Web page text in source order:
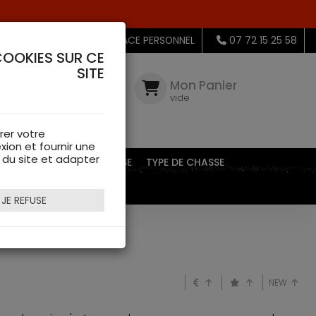
MON ESPACE PERSONNEL 07 72 15 25 58
Mon Panier
vide
EQUIPEMENTS DE CHASSE TYPE DE CHASSE
NEW
SUR CE
SITE
votre
et fournir une
du site et adapter
JE REFUSE